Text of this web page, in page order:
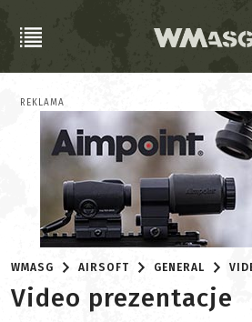
REKLAMA
WMASG AIRSOFT GENERAL
Video prezentacje